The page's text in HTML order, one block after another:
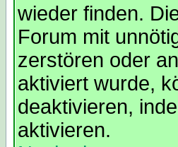
wieder finden.
Forum mit
zerstören oder
aktiviert wurde,
deaktivieren,
aktivieren.